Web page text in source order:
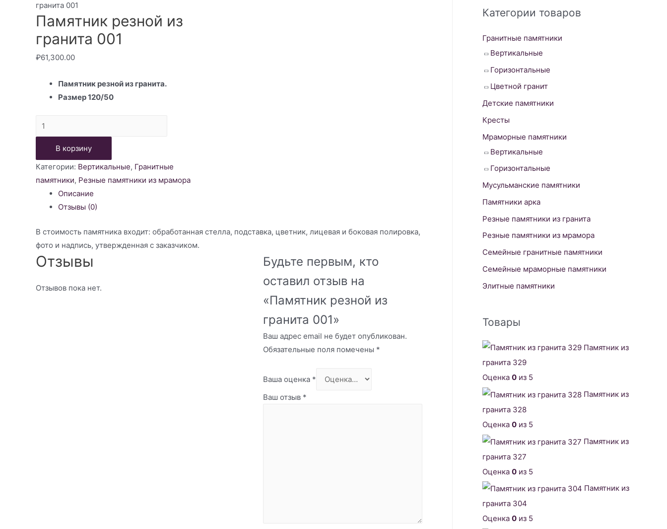
гранита 001
Памятник резной из
гранита 001
₽61,300.00
Памятник резной из гранита.
Размер 120/50
Количество
товара
Памятник
резной
гранита
В корзину
Категории: Вертикальные, Гранитные
памятники, Резные памятники из мрамора
Описание
Отзывы (0)
В стоимость памятника входит: обработанная стелла, подставка, цветник, лицевая и боковая полировка,
фото и надпись, утвержденная с заказчиком.
Отзывы
Отзывов пока нет.
Будьте первым, кто
оставил отзыв на
«Памятник резной из
гранита 001»
Ваш адрес email не будет опубликован.
Обязательные поля помечены *
Ваша оценка *
Ваш отзыв *
r
h
o
:
Категории товаров
Гранитные памятники
Вертикальные
Горизонтальные
Цветной гранит
Детские памятники
Кресты
Мраморные памятники
Вертикальные
Горизонтальные
Мусульманские памятники
Памятники арка
Резные памятники из гранита
Резные памятники из мрамора
Семейные гранитные памятники
Семейные мраморные памятники
Элитные памятники
Товары
Памятник из
гранита 329
Оценка 0 из 5
Памятник из
гранита 328
Оценка 0 из 5
Памятник из
гранита 327
Оценка 0 из 5
Памятник из
гранита 304
Оценка 0 из 5